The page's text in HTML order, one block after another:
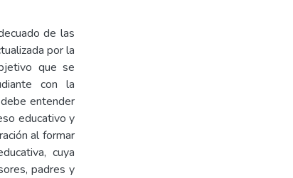
de las
por la
que se
con la
entender
educativo y
al formar
cuya
padres y